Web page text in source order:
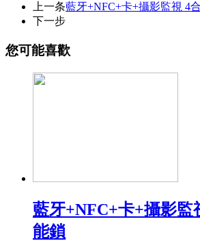
上一条藍牙+NFC+卡+攝影監視 4
下一步
您可能喜歡
藍牙+NFC+卡+攝影監
能鎖